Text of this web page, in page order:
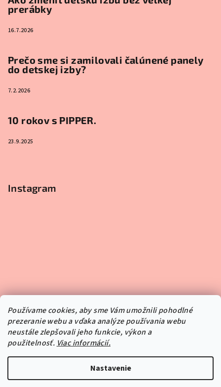
Používame cookies, aby sme Vám umožnili pohodlné
prezeranie webu a vďaka analýze používania webu
neustále zlepšovali jeho funkcie, výkon a
použitelnosť. Viac informácií.
Nastavenie
prerábky
16.7.2026
Prečo sme si zamilovali čalúnené panely
do detskej izby?
7.2.2026
10 rokov s PIPPER.
23.9.2025
Instagram
Sledovať na Instagrame